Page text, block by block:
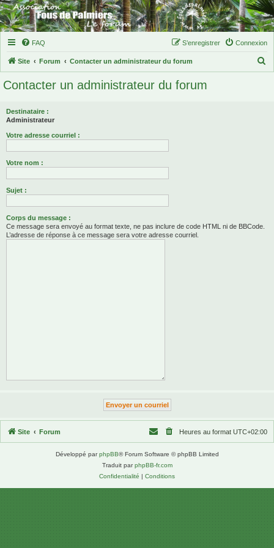
FAQ Connexion
S’enregistrer
Site Forum Contacter un administrateur du forum
Contacter un administrateur du forum
Destinataire :
Administrateur
Votre adresse courriel :
Votre nom :
Sujet :
Corps du message :
Ce message sera envoyé au format texte, ne pas inclure de code HTML ni de BBCode.
L’adresse de réponse à ce message sera votre adresse courriel.
Site Forum Heures au format UTC+02:00
Développé parphpBB® Forum Software © phpBB Limited
Traduit parphpBB-fr.com
Confidentialité | Conditions